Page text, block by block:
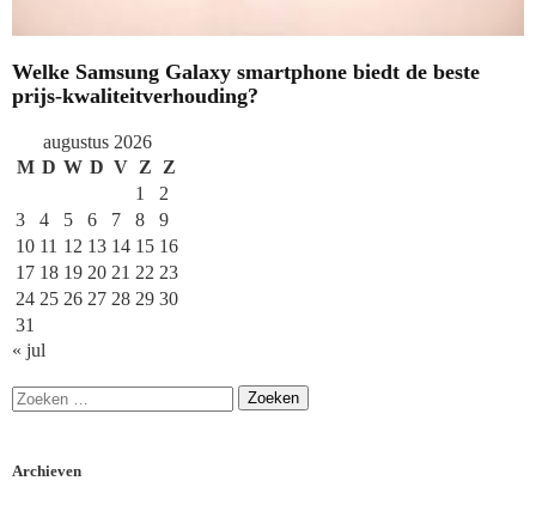
Welke Samsung Galaxy smartphone biedt de beste
prijs-kwaliteitverhouding?
augustus 2026
M D W D V Z
Z
1
2
3
4 5 6 7 8
9
10 11 12 13 14 15 16
17 18 19 20 21 22 23
24 25 26 27 28 29 30
31
« jul
Archieven